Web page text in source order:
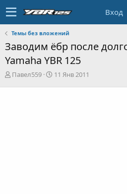
Вход
Темы без вложений
Заводим ёбр после
Yamaha YBR 125
А
Павел559
Д11 Янв 2011